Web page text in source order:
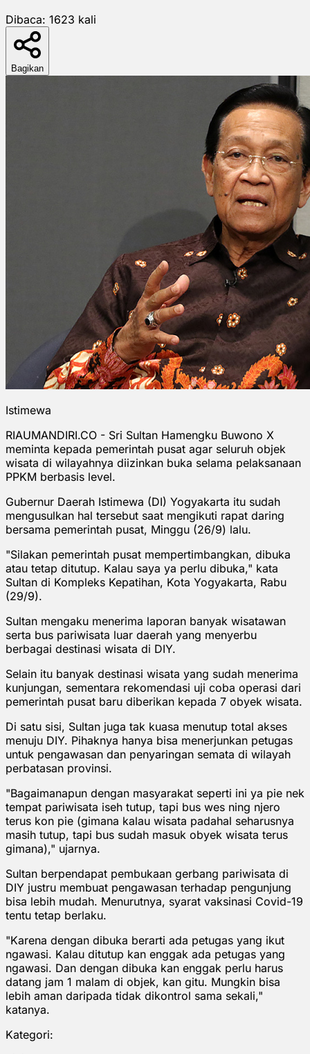
Dibaca: 1623 kali
Bagikan
Istimewa
RIAUMANDIRI.CO - Sri Sultan Hamengku Buwono X
meminta kepada pemerintah pusat agar seluruh objek
wisata di wilayahnya diizinkan buka selama pelaksanaan
PPKM berbasis level.
Gubernur Daerah Istimewa (DI) Yogyakarta itu sudah
mengusulkan hal tersebut saat mengikuti rapat daring
bersama pemerintah pusat, Minggu (26/9) lalu.
"Silakan pemerintah pusat mempertimbangkan, dibuka
atau tetap ditutup. Kalau saya ya perlu dibuka," kata
Sultan di Kompleks Kepatihan, Kota Yogyakarta, Rabu
(29/9).
Sultan mengaku menerima laporan banyak wisatawan
serta bus pariwisata luar daerah yang menyerbu
berbagai destinasi wisata di DIY.
Selain itu banyak destinasi wisata yang sudah menerima
kunjungan, sementara rekomendasi uji coba operasi dari
pemerintah pusat baru diberikan kepada 7 obyek wisata.
Di satu sisi, Sultan juga tak kuasa menutup total akses
menuju DIY. Pihaknya hanya bisa menerjunkan petugas
untuk pengawasan dan penyaringan semata di wilayah
perbatasan provinsi.
"Bagaimanapun dengan masyarakat seperti ini ya pie nek
tempat pariwisata iseh tutup, tapi bus wes ning njero
terus kon pie (gimana kalau wisata padahal seharusnya
masih tutup, tapi bus sudah masuk obyek wisata terus
gimana)," ujarnya.
Sultan berpendapat pembukaan gerbang pariwisata di
DIY justru membuat pengawasan terhadap pengunjung
bisa lebih mudah. Menurutnya, syarat vaksinasi Covid-19
tentu tetap berlaku.
"Karena dengan dibuka berarti ada petugas yang ikut
ngawasi. Kalau ditutup kan enggak ada petugas yang
ngawasi. Dan dengan dibuka kan enggak perlu harus
datang jam 1 malam di objek, kan gitu. Mungkin bisa
lebih aman daripada tidak dikontrol sama sekali,"
katanya.
Kategori: